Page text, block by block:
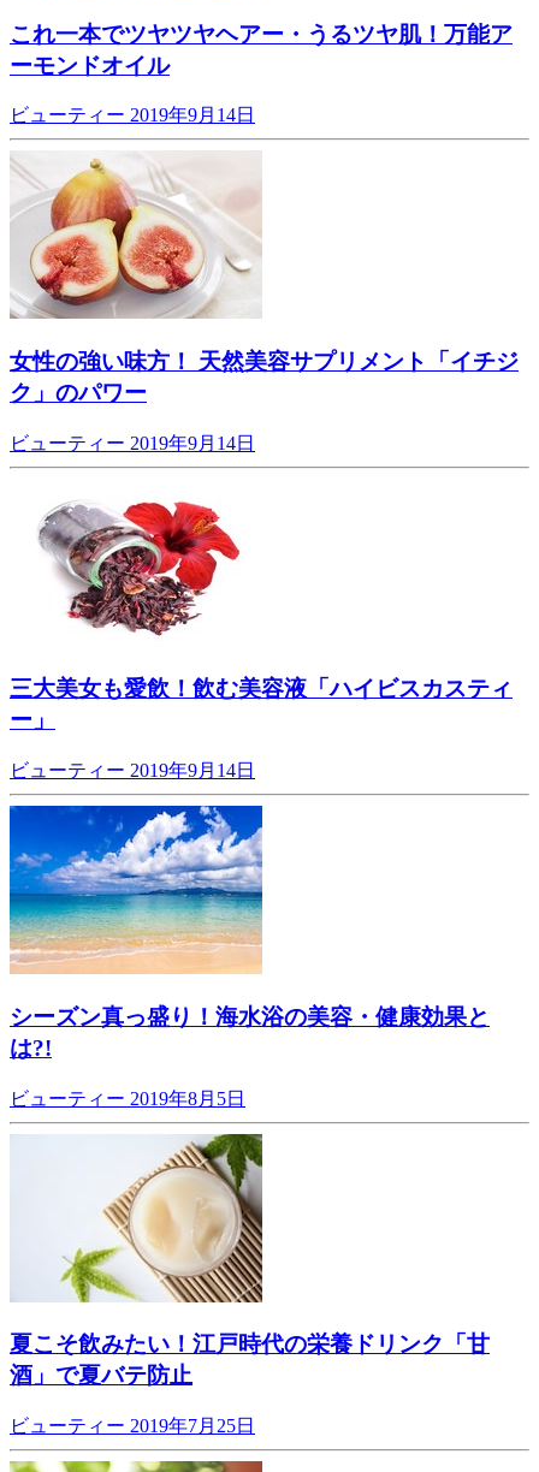
これ一本でツヤツヤヘアー・うるツヤ肌！万能ア
ーモンドオイル
ビューティー 2019年9月14日
女性の強い味方！ 天然美容サプリメント「イチジ
ク」のパワー
ビューティー 2019年9月14日
三大美女も愛飲！飲む美容液「ハイビスカスティ
ー」
ビューティー 2019年9月14日
シーズン真っ盛り！海水浴の美容・健康効果と
は?!
ビューティー 2019年8月5日
夏こそ飲みたい！江戸時代の栄養ドリンク「甘
酒」で夏バテ防止
ビューティー 2019年7月25日